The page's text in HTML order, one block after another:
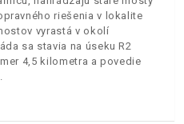
riešenia v lokalite
vyrastá v okolí
sa stavia na úseku R2
4,5 kilometra a povedie